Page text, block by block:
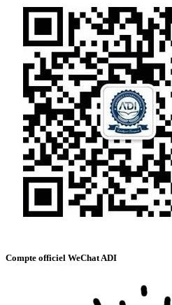
Compte officiel WeChat ADI